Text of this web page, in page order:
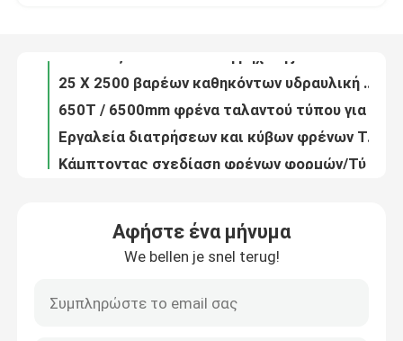
Επικοινωνήστε μαζί μας
Ειδήσεις
Αφήστε ένα μήνυμα
We bellen je snel terug!